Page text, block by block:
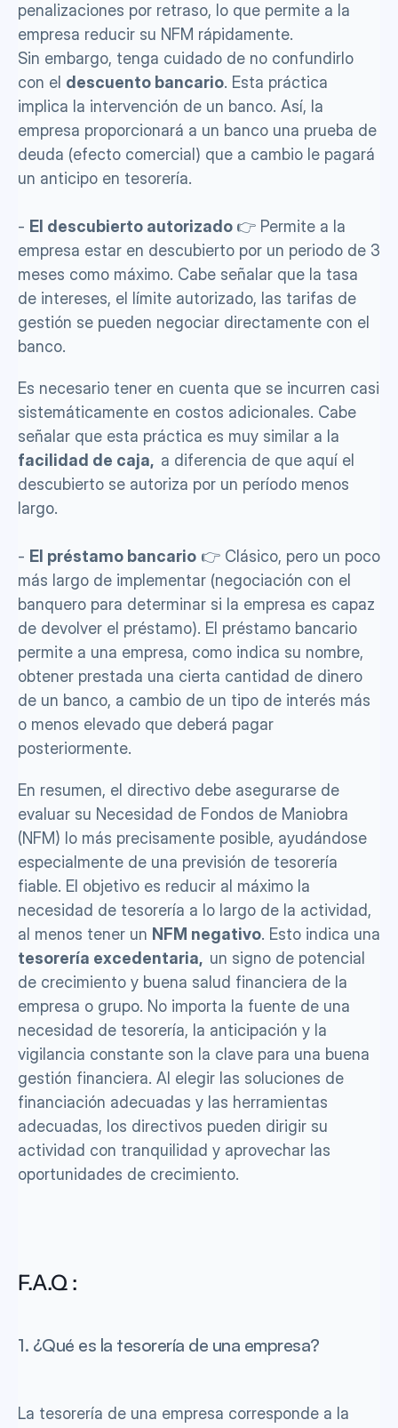
penalizaciones por retraso, lo que permite a la
empresa reducir su NFM rápidamente.
Sin embargo, tenga cuidado de no confundirlo
con el descuento bancario. Esta práctica
implica la intervención de un banco. Así, la
empresa proporcionará a un banco una prueba de
deuda (efecto comercial) que a cambio le pagará
un anticipo en tesorería.
- El descubierto autorizado 👉 Permite a la
empresa estar en descubierto por un periodo de 3
meses como máximo. Cabe señalar que la tasa
de intereses, el límite autorizado, las tarifas de
gestión se pueden negociar directamente con el
banco.
Es necesario tener en cuenta que se incurren casi
sistemáticamente en costos adicionales. Cabe
facilidad de caja, a diferencia de que aquí el
descubierto se autoriza por un período menos
largo.
- El préstamo bancario 👉 Clásico, pero un poco
más largo de implementar (negociación con el
banquero para determinar si la empresa es capaz
de devolver el préstamo). El préstamo bancario
permite a una empresa, como indica su nombre,
obtener prestada una cierta cantidad de dinero
de un banco, a cambio de un tipo de interés más
o menos elevado que deberá pagar
posteriormente.
En resumen, el directivo debe asegurarse de
evaluar su Necesidad de Fondos de Maniobra
(NFM) lo más precisamente posible, ayudándose
especialmente de una previsión de tesorería
fiable. El objetivo es reducir al máximo la
necesidad de tesorería a lo largo de la actividad,
al menos tener un NFM negativo
tesorería excedentaria, un signo de potencial
de crecimiento y buena salud financiera de la
empresa o grupo. No importa la fuente de una
necesidad de tesorería, la anticipación y la
vigilancia constante son la clave para una buena
gestión financiera. Al elegir las soluciones de
financiación adecuadas y las herramientas
adecuadas, los directivos pueden dirigir su
actividad con tranquilidad y aprovechar las
oportunidades de crecimiento.
F.A.Q :
1. ¿Qué es la tesorería de una empresa?
La tesorería de una empresa corresponde a la